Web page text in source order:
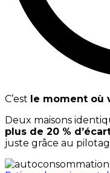
C’est le moment où
Deux maisons
plus de 20 %
juste grâce au